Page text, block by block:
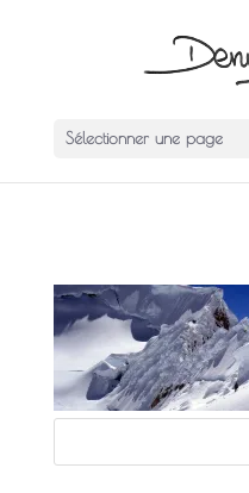
Sélectionner une page